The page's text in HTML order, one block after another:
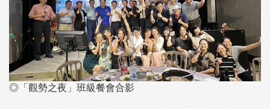
◎「觀勢之夜」班級餐會合影